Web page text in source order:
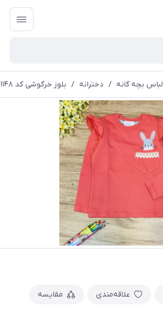
لباس بچه گانه / دخترانه / بلوز خرگوشی کد ۱۱۴۸
علاقه‌مندی مقایسه